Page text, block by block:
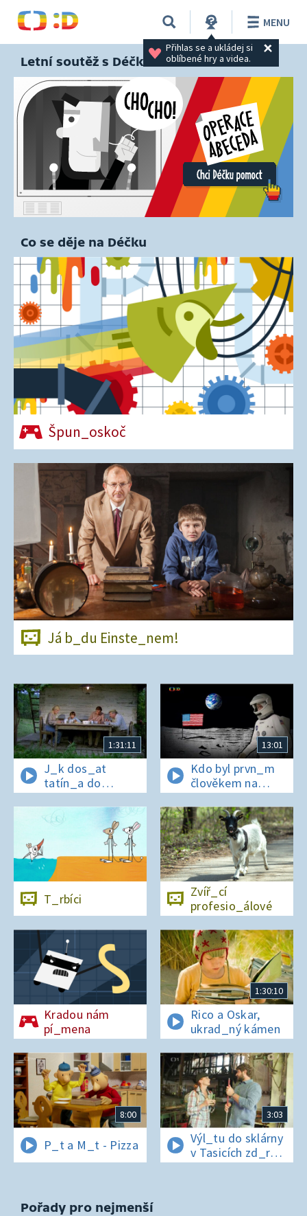
Přihlas se a ukládej si
oblíbené hry a videa.
MENU
Letní soutěž s Déčkem
Co se děje na Déčku
Špun_oskoč
Já b_du Einste_nem!
1:31:11
J_k dos_at
tatín_a do
polepš_vny
13:01
Kdo byl prvn_m
člověkem na
Měs_ci?
T_rbíci
Zvíř_cí
profesio_álové
Kradou nám
pí_mena
1:30:10
Rico a Oskar,
ukrad_ný kámen
8:00
P_t a M_t - Pizza
3:03
Výl_tu do sklárny
v Tasicích zd_r
a Čern_bílovi
Pořady pro nejmenší